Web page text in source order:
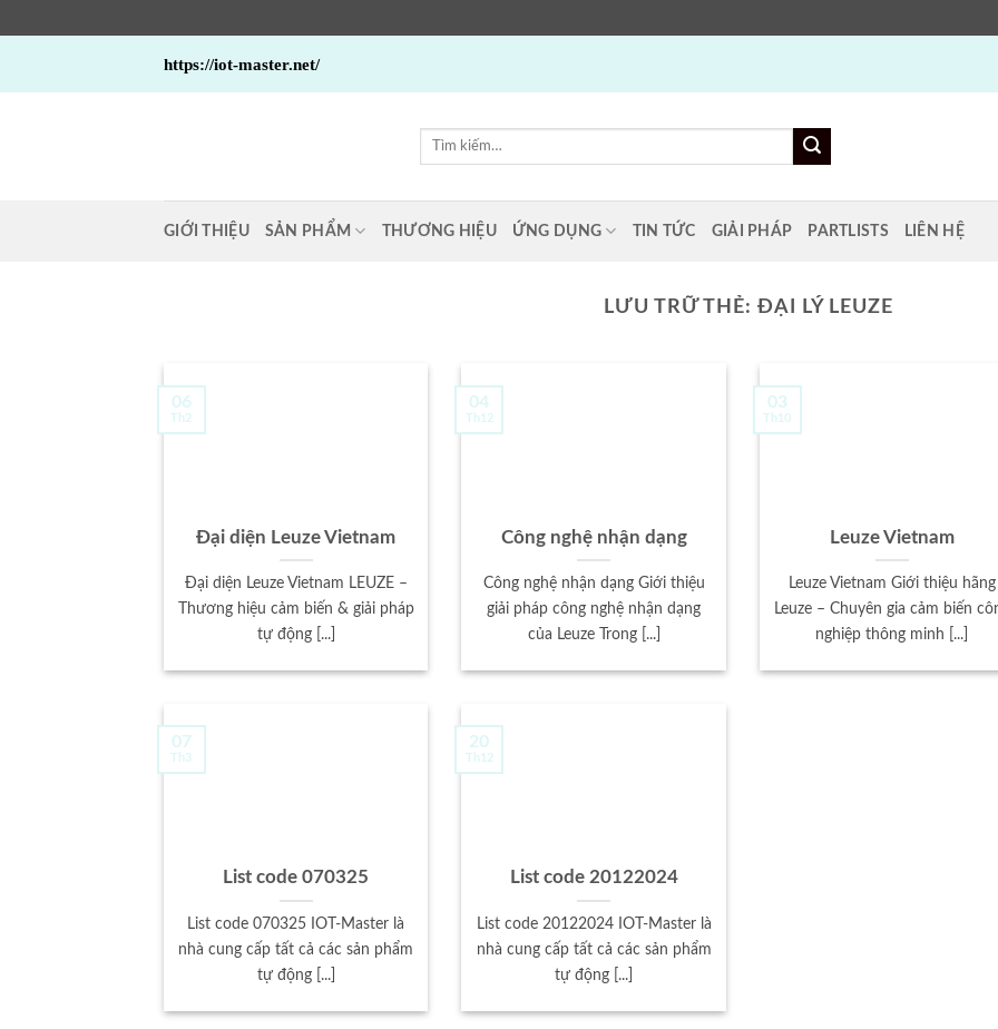
https://iot-master.net/
Tìm
GIỚI THIỆU SẢN PHẨM THƯƠNG HIỆU ỨNG DỤNG TIN TỨC GIẢI PHÁP PARTLISTS LIÊN HỆ
LƯU TRỮ THẺ: ĐẠI LÝ LEUZE
Đại diện Leuze Vietnam
Đại diện Leuze Vietnam LEUZE –
Thương hiệu cảm biến & giải pháp
tự động [...]
06
Th2
Công nghệ nhận dạng
Công nghệ nhận dạng Giới thiệu
giải pháp công nghệ nhận dạng
của Leuze Trong [...]
04
Th12
Leuze Vietnam
Leuze Vietnam Giới thiệu hãng
Leuze – Chuyên gia cảm biến
nghiệp thông minh [...]
03
Th10
List code 070325
List code 070325 IOT-Master là
nhà cung cấp tất cả các sản phẩm
tự động [...]
07
Th3
List code 20122024
List code 20122024 IOT-Master là
nhà cung cấp tất cả các sản phẩm
tự động [...]
20
Th12